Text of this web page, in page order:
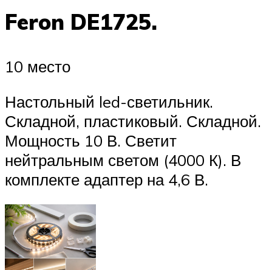
Feron DE1725.
10 место
Настольный led-светильник.
Складной, пластиковый. Складной.
Мощность 10 В. Светит
нейтральным светом (4000 К). В
комплекте адаптер на 4,6 В.